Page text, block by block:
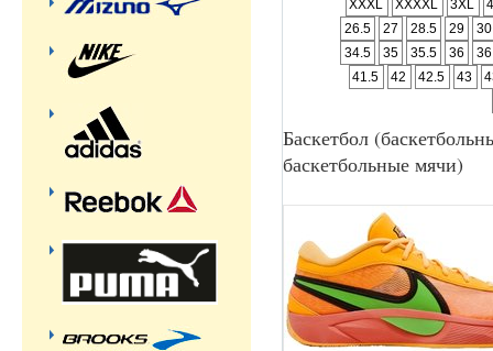
XXXL
XXXXL 3XL
26.5
27 28.5 29
30
34.5
35 35.5 36
41.5
42 42.5 43
Баскетбол
баскетбольные мячи)